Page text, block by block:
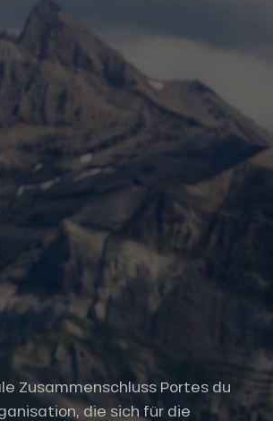
Zusammenschluss Portes du
die sich für die